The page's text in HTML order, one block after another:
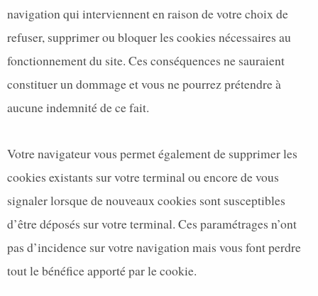
navigation qui interviennent en raison de votre choix de
refuser, supprimer ou bloquer les cookies nécessaires au
fonctionnement du site. Ces conséquences ne sauraient
constituer un dommage et vous ne pourrez prétendre à
aucune indemnité de ce fait.
Votre navigateur vous permet également de supprimer les
cookies existants sur votre terminal ou encore de vous
signaler lorsque de nouveaux cookies sont susceptibles
d’être déposés sur votre terminal. Ces paramétrages n’ont
pas d’incidence sur votre navigation mais vous font perdre
tout le bénéfice apporté par le cookie.